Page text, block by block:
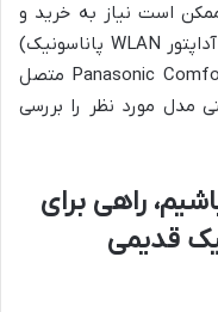
است نیاز به خرید و
نصب یک ماژول وای فای خارجی (مانند آداپتور WLAN پاناسونیک)
باشد تا بتوانند به اپلیکیشن Panasonic Comfort Cloud متصل
مدل مورد نظر را بررسی
راهی برای
قدیمی